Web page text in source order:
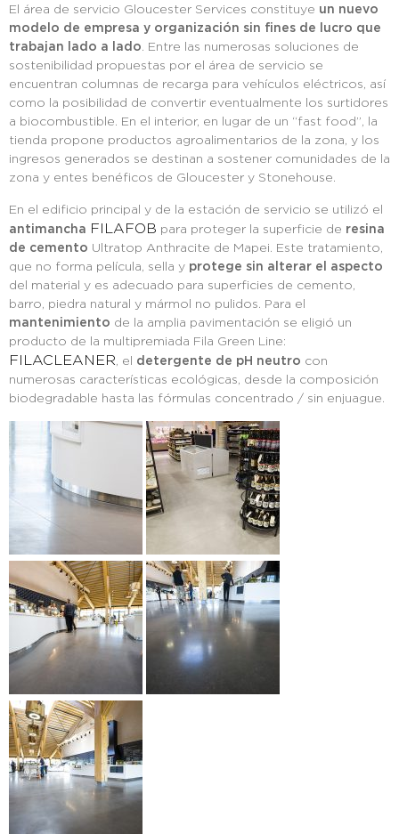
El área de servicio Gloucester Services constituye un nuevo
modelo de empresa y organización sin fines de lucro que
trabajan lado a lado. Entre las numerosas soluciones de
sostenibilidad propuestas por el área de servicio se
encuentran columnas de recarga para vehículos eléctricos, así
como la posibilidad de convertir eventualmente los surtidores
a biocombustible. En el interior, en lugar de un “fast food”, la
tienda propone productos agroalimentarios de la zona, y los
ingresos generados se destinan a sostener comunidades de la
zona y entes benéficos de Gloucester y Stonehouse.
En el edificio principal y de la estación de servicio se utilizó el
antimancha FILAFOB para proteger la superficie de resina
de cemento Ultratop Anthracite de Mapei. Este tratamiento,
que no forma película, sella y protege sin alterar el aspecto
del material y es adecuado para superficies de cemento,
barro, piedra natural y mármol no pulidos. Para el
mantenimiento de la amplia pavimentación se eligió un
producto de la multipremiada Fila Green Line:
FILACLEANER , el detergente de pH neutro con
numerosas características ecológicas, desde la composición
biodegradable hasta las fórmulas concentrado / sin enjuague.